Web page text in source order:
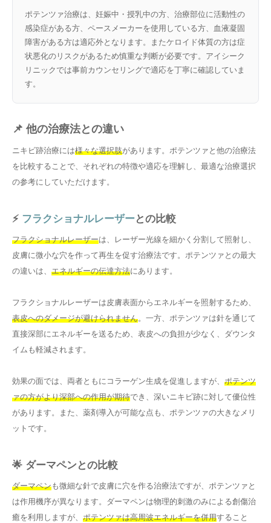
ポテンツァ治療は、妊娠中・授乳中の方、治療部位に活動性の
感染症がある方、ペースメーカーを使用している方、血液凝固
障害がある方は適応外となります。またケロイド体質の方は症
状悪化のリスクがあるため慎重な判断が必要です。アイシーク
リニックでは事前カウンセリングで適応を丁寧に確認していま
す。
📌 他の治療法との違い
ニキビ跡治療には様々な選択肢があります。ポテンツァと他の治療法
を比較することで、それぞれの特徴や適応を理解し、最適な治療選択
の参考にしていただけます。
⚡ フラクショナルレーザーとの比較
フラクショナルレーザーは、レーザー光線を細かく分割して照射し、
皮膚に微小な穴を作って再生を促す治療法です。ポテンツァとの最大
の違いは、 エネルギーの伝達方法にあります。
フラクショナルレーザーは皮膚表面からエネルギーを照射するため、
表皮へのダメージが避けられません。一方、ポテンツァは針を通じて
直接深部にエネルギーを送るため、表皮への負担が少なく、ダウンタ
イムも軽減されます。
効果の面では、両者ともにコラーゲン生成を促進しますが、 ポテンツ
ァの方がより深部への作用が期待でき、深いニキビ跡に対して優位性
があります。また、薬剤導入が可能な点も、ポテンツァの大きなメリ
ットです。
🌟 ダーマペンとの比較
ダーマペンも微細な針で皮膚に穴を作る治療法ですが、ポテンツァと
は作用機序が異なります。ダーマペンは物理的刺激のみによる創傷治
癒を利用しますが、 ポテンツァは高周波エネルギーを併用すること